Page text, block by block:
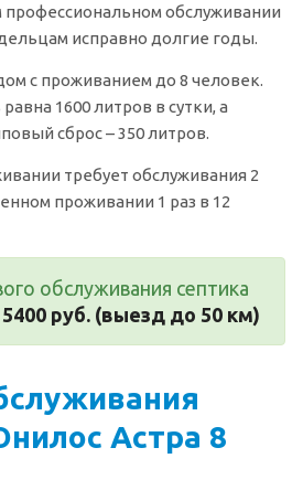
обслуживании
исправно долгие годы.
с проживанием до 8 человек.
1600 литров в сутки, а
сброс – 350 литров.
требует обслуживания 2
проживании 1 раз в 12
обслуживания септика
5400 руб. (выезд до 50 км)
Астра 8